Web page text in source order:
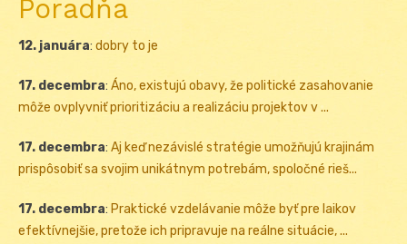
Poradňa
12. januára: dobry to je
17. decembra: Áno, existujú obavy, že politické zasahovanie
môže ovplyvniť prioritizáciu a realizáciu projektov v ...
17. decembra: Aj keď nezávislé stratégie umožňujú krajinám
prispôsobiť sa svojim unikátnym potrebám, spoločné rieš...
17. decembra: Praktické vzdelávanie môže byť pre laikov
efektívnejšie, pretože ich pripravuje na reálne situácie, ...